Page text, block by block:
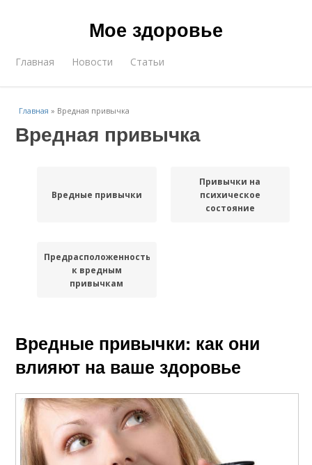
Мое здоровье
Главная Новости Статьи
Главная » Вредная привычка
Вредная привычка
Вредные привычки
Привычки на
психическое
состояние
Предрасположенность
к вредным
привычкам
Вредные привычки: как они
влияют на ваше здоровье